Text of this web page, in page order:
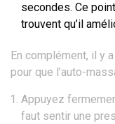
secondes. Ce
trouvent qu’il
En complément, il y
pour que l’auto-
Appuyez
faut sentir une